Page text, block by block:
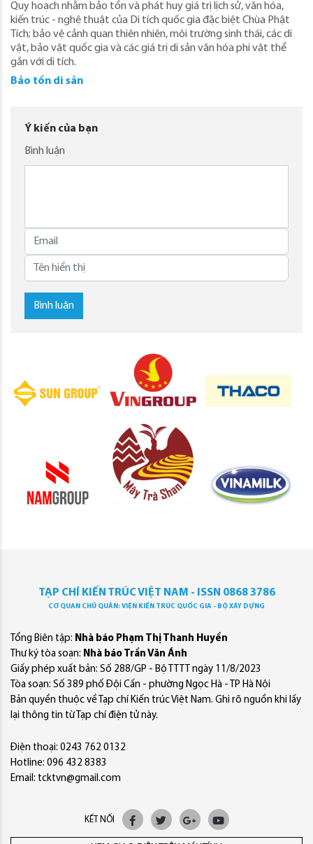
Quy hoạch nhằm bảo tồn và phát huy giá trị lịch sử, văn hóa,
kiến trúc - nghệ thuật của Di tích quốc gia đặc biệt Chùa Phật
Tích; bảo vệ cảnh quan thiên nhiên, môi trường sinh thái, các di
vật, bảo vật quốc gia và các giá trị di sản văn hóa phi vật thể
gắn với di tích.
Bảo tồn di sản
Ý kiến của bạn
Bình luận
Bình luận
TẠP CHÍ KIẾN TRÚC VIỆT NAM - ISSN 0868 3786
CƠ QUAN CHỦ QUẢN: VIỆN KIẾN TRÚC QUỐC GIA - BỘ XÂY DỰNG
Tổng Biên tập: Nhà báo Phạm Thị Thanh Huyền
Thư ký tòa soạn: Nhà báo Trần Văn Ánh
Giấy phép xuất bản: Số 288/GP - Bộ TTTT ngày 11/8/2023
Tòa soạn: Số 389 phố Đội Cấn - phường Ngọc Hà - TP Hà Nội
Bản quyền thuộc về Tạp chí Kiến trúc Việt Nam. Ghi rõ nguồn khi lấy
lại thông tin từ Tạp chí điện tử này.
Điện thoại: 0243 762 0132
Hotline: 096 432 8383
Email: tcktvn@gmail.com
KẾT NỐI